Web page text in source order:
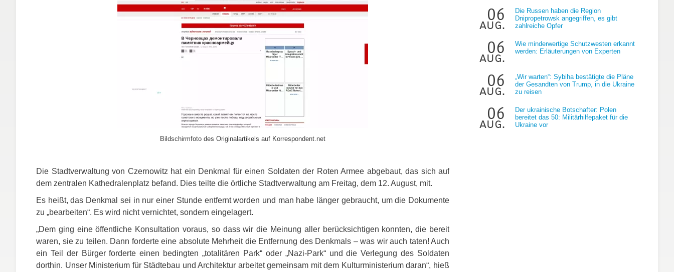
Bildschirmfoto des Originalartikels auf Korrespondent.net
Die Stadtverwaltung von Czernowitz hat ein Denkmal für einen Soldaten der Roten Armee abgebaut, das sich auf
dem zentralen Kathedralenplatz befand. Dies teilte die örtliche Stadtverwaltung am Freitag, dem 12. August, mit.
Es heißt, das Denkmal sei in nur einer Stunde entfernt worden und man habe länger gebraucht, um die Dokumente
zu „bearbeiten“. Es wird nicht vernichtet, sondern eingelagert.
„Dem ging eine öffentliche Konsultation voraus, so dass wir die Meinung aller berücksichtigen konnten, die bereit
waren, sie zu teilen. Dann forderte eine absolute Mehrheit die Entfernung des Denkmals – was wir auch taten! Auch
ein Teil der Bürger forderte einen bedingten „totalitären Park“ oder „Nazi-Park“ und die Verlegung des Soldaten
dorthin. Unser Ministerium für Städtebau und Architektur arbeitet gemeinsam mit dem Kulturministerium daran“, hieß
06
aug.
Die Russen haben die Region
Dnipropetrowsk angegriffen, es gibt
zahlreiche Opfer
06
aug.
Wie minderwertige Schutzwesten erkannt
werden: Erläuterungen von Experten
06
aug.
„Wir warten“: Sybiha bestätigte die Pläne
der Gesandten von Trump, in die Ukraine
zu reisen
06
aug.
Der ukrainische Botschafter: Polen
bereitet das 50: Militärhilfepaket für die
Ukraine vor